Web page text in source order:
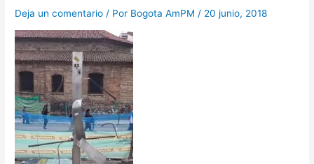
Deja un comentario / Por Bogota AmPM / 20 junio, 2018